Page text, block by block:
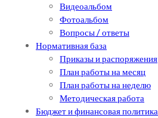
Видеоальбом
Фотоальбом
Вопросы / ответы
Нормативная база
Приказы и распоряжения
План работы на месяц
План работы на неделю
Методическая работа
Бюджет и финансовая политика